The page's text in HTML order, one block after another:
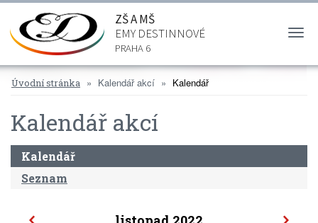
ZŠ A MŠ
EMY DESTINNOVÉ
PRAHA 6
Úvodní stránka Kalendář akcí Kalendář
Kalendář akcí
Kalendář
Seznam